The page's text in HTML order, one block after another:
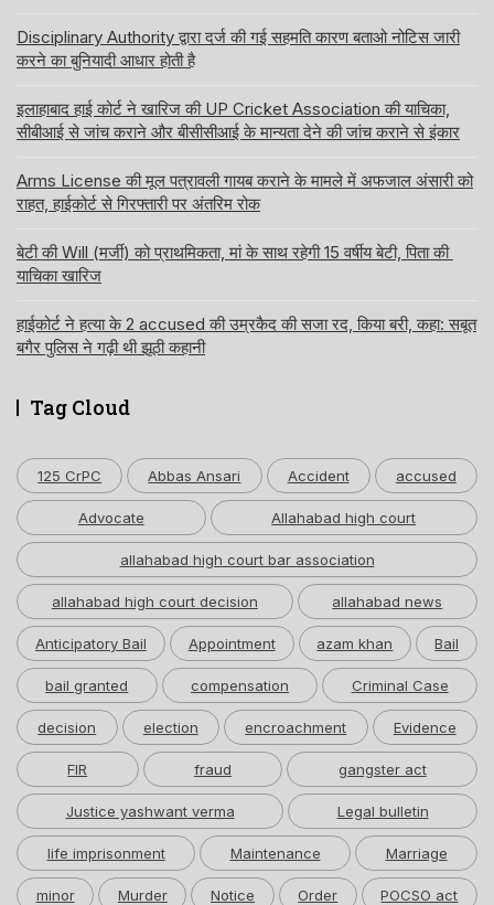
Disciplinary Authority द्वारा दर्ज की गई सहमति कारण बताओ नोटिस जारी
करने का बुनियादी आधार होती है
इलाहाबाद हाई कोर्ट ने खारिज की UP Cricket Association की याचिका,
सीबीआई से जांच कराने और बीसीसीआई के मान्यता देने की जांच कराने से इंकार
Arms License की मूल पत्रावली गायब कराने के मामले में अफजाल अंसारी को
राहत, हाईकोर्ट से गिरफ्तारी पर अंतरिम रोक
बेटी की Will (मर्जी) को प्राथमिकता, मां के साथ रहेगी 15 वर्षीय बेटी, पिता की
याचिका खारिज
हाईकोर्ट ने हत्या के 2 accused की उम्रकैद की सजा रद, किया बरी, कहा: सबूत
बगैर पुलिस ने गढ़ी थी झूठी कहानी
Tag Cloud
125 CrPC Abbas Ansari Accident accused
Advocate Allahabad high court
allahabad high court bar association
allahabad high court decision allahabad news
Anticipatory Bail Appointment azam khan Bail
bail granted compensation Criminal Case
decision election encroachment Evidence
FIR fraud gangster act
Justice yashwant verma Legal bulletin
life imprisonment Maintenance Marriage
minor Murder Notice Order POCSO act